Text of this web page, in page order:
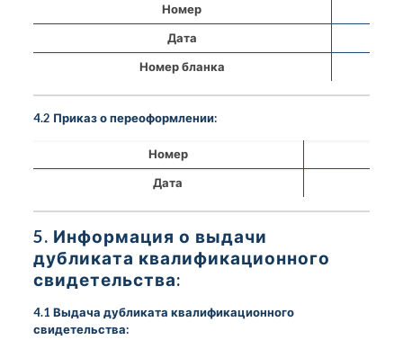
Номер
Дата
Номер бланка
4.2 Приказ о переоформлении:
Номер
Дата
5. Информация о выдачи
дубликата квалификационного
свидетельства:
4.1 Выдача дубликата квалификационного
свидетельства: